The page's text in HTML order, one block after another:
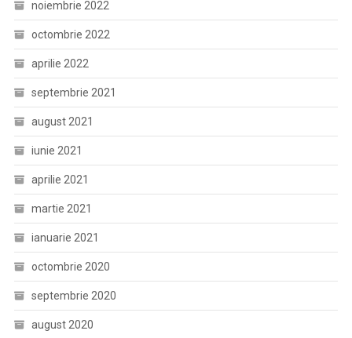
noiembrie 2022
octombrie 2022
aprilie 2022
septembrie 2021
august 2021
iunie 2021
aprilie 2021
martie 2021
ianuarie 2021
octombrie 2020
septembrie 2020
august 2020